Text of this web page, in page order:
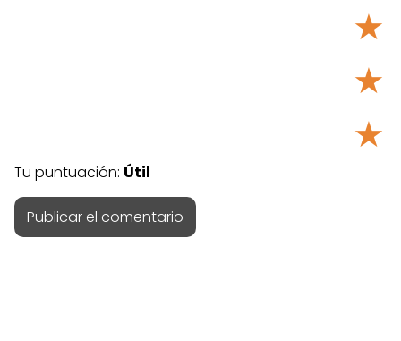
★
★
★
Tu puntuación: Útil